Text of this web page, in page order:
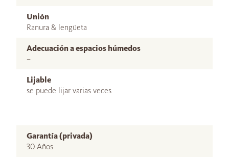
Unión
Ranura & lengüeta
Adecuación a espacios húmedos
–
Lijable
se puede lijar varias veces
Garantía (privada)
30 Años